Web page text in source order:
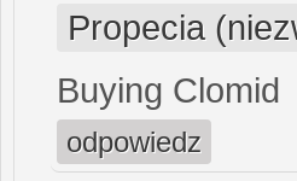
Propecia
Buying Clomid
odpowiedz